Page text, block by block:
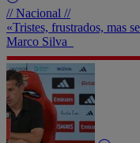
// Nacional //
«Tristes, frustrados, mas
Marco Silva